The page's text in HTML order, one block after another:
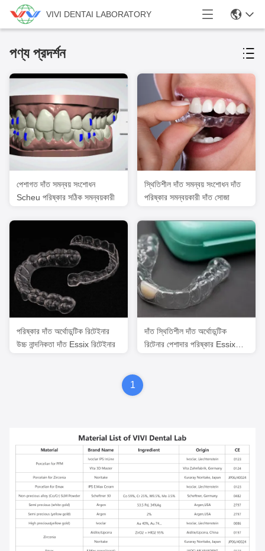
VIVI DENTAI LABORATORY
পণ্য প্রদর্শন
পেশাগত দাঁত সমন্বয় সংশোধন
Scheu পরিষ্কার সঠিক সমন্বয়কারী
স্থিতিশীল দাঁত সমন্বয় সংশোধন দাঁত
পরিষ্কার সমন্বয়কারী দাঁত সোজা
পরিষ্কার দাঁত অর্থোডন্টিক রিটেইনার
উচ্চ নান্দনিকতা দাঁত Essix রিটেইনার
দাঁত স্থিতিশীল দাঁত অর্থোডন্টিক
রিটেনার পেশাদার পরিষ্কার Essix
1